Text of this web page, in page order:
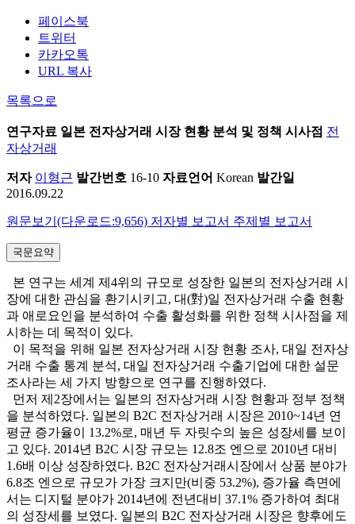
페이스북
트위터
카카오톡
URL 복사
목록으로
연구자료 일본 전자상거래 시장 현황 분석 및 정책 시사점 전
자상거래
저자 이형근 발간번호 16-10 자료언어 Korean 발간일
2016.09.22
원문보기(다운로드:9,656) 저자별 보고서 주제별 보고서
국문요약
본 연구는 세계 제4위의 규모로 성장한 일본의 전자상거래 시
장에 대한 관심을 환기시키고, 대(對)일 전자상거래 수출 현황
과 애로요인을 분석하여 수출 활성화를 위한 정책 시사점을 제
시하는 데 목적이 있다.
이 목적을 위해 일본 전자상거래 시장 현황 조사, 대일 전자상
거래 수출 통계 분석, 대일 전자상거래 수출기업에 대한 설문
조사라는 세 가지 방향으로 연구를 진행하였다.
먼저 제2장에서는 일본의 전자상거래 시장 현황과 정부 정책
을 분석하였다. 일본의 B2C 전자상거래 시장은 2010~14년 연
평균 증가율이 13.2%로, 매년 두 자릿수의 높은 성장세를 보이
고 있다. 2014년 B2C 시장 규모는 12.8조 엔으로 2010년 대비
1.6배 이상 성장하였다. B2C 전자상거래시장에서 상품 분야가
6.8조 엔으로 규모가 가장 크지만(비중 53.2%), 증가율 측면에
서는 디지털 분야가 2014년에 전년대비 37.1% 증가하여 최대
의 성장세를 보였다. 일본의 B2C 전자상거래 시장은 향후에도